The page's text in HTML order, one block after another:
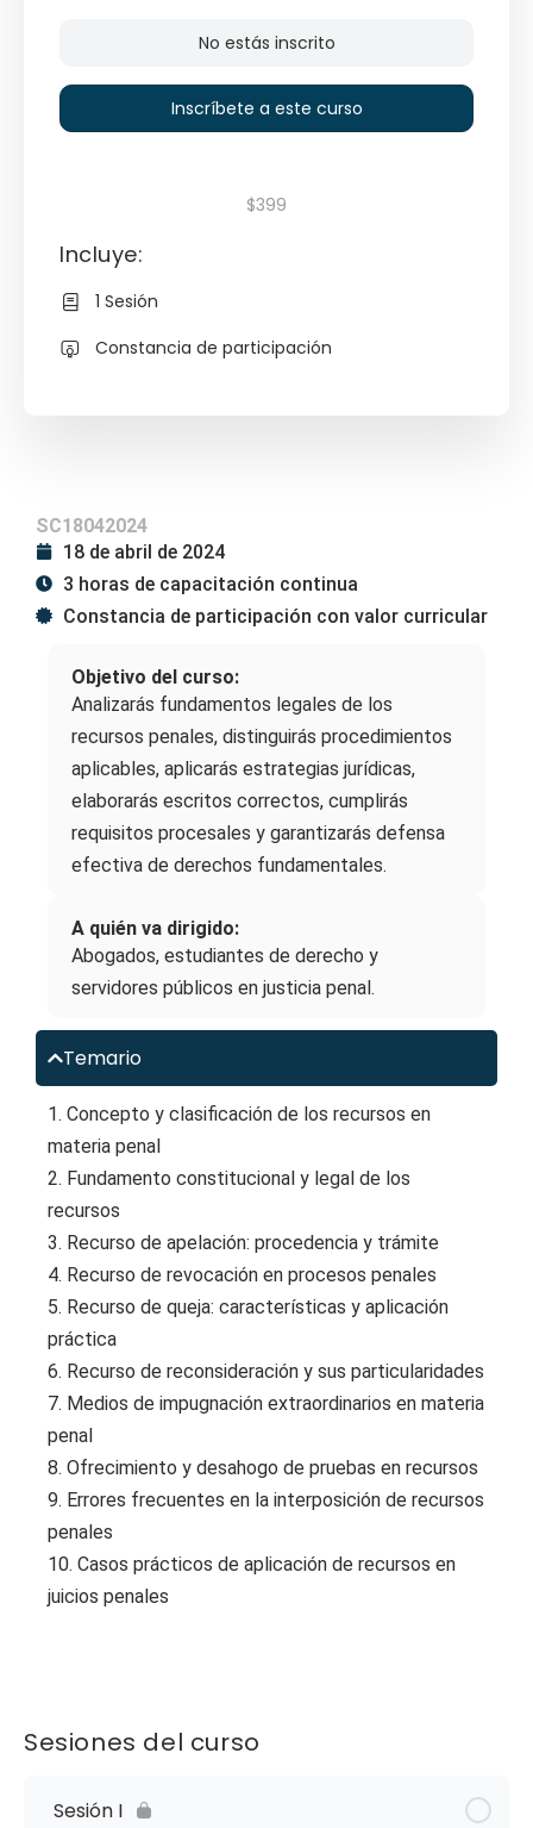
SC18042024
18 de abril de 2024
3 horas de capacitación continua
Constancia de participación con valor curricular
Objetivo del curso:
Analizarás fundamentos legales de los
recursos penales, distinguirás procedimientos
aplicables, aplicarás estrategias jurídicas,
elaborarás escritos correctos, cumplirás
requisitos procesales y garantizarás defensa
efectiva de derechos fundamentales.
A quién va dirigido:
Abogados, estudiantes de derecho y
servidores públicos en justicia penal.
Temario
1. Concepto y clasificación de los recursos en
materia penal
2. Fundamento constitucional y legal de los
recursos
3. Recurso de apelación: procedencia y trámite
4. Recurso de revocación en procesos penales
5. Recurso de queja: características y aplicación
práctica
6. Recurso de reconsideración y sus particularidades
7. Medios de impugnación extraordinarios en materia
penal
8. Ofrecimiento y desahogo de pruebas en recursos
9. Errores frecuentes en la interposición de recursos
penales
10. Casos prácticos de aplicación de recursos en
juicios penales
Sesiones del curso
Sesión I
No estás inscrito
Inscríbete a este curso
$399
Incluye:
1 Sesión
Constancia de participación